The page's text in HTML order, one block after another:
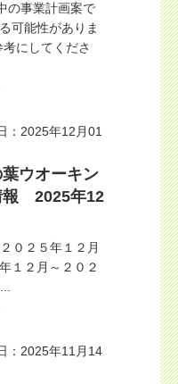
の事業計画案で
可能性がありま
にしてくださ
：2025年12月01
ウオーキン
報 2025年12
０２５年１２月
１２月～２０２
：2025年11月14